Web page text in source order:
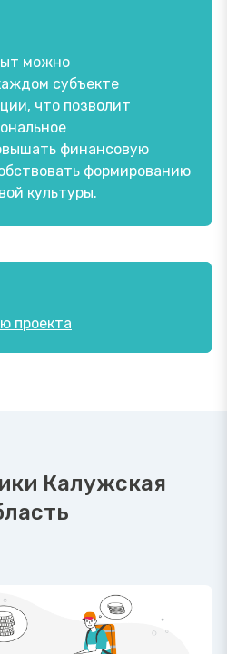
можно
субъекте
что позволит
финансовую
формированию
культуры.
проекта
Калужская